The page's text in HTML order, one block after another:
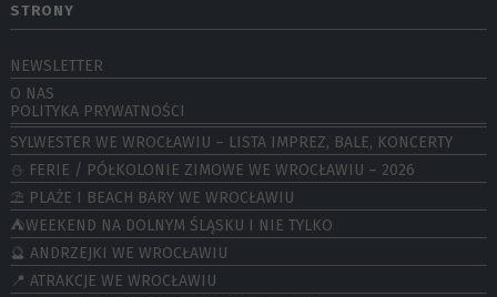
STRONY
NEWSLETTER
O NAS
POLITYKA PRYWATNOŚCI
SYLWESTER WE WROCŁAWIU – LISTA IMPREZ, BALE, KONCERTY
⛄️ FERIE / PÓŁKOLONIE ZIMOWE WE WROCŁAWIU – 2026
⛱️ PLAŻE I BEACH BARY WE WROCŁAWIU
⛺️WEEKEND NA DOLNYM ŚLĄSKU I NIE TYLKO
🔮 ANDRZEJKI WE WROCŁAWIU
📍 ATRAKCJE WE WROCŁAWIU